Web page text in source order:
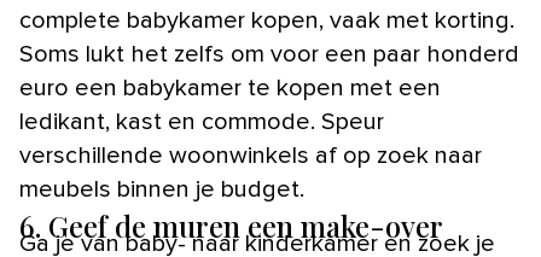
complete babykamer kopen, vaak met korting.
Soms lukt het zelfs om voor een paar honderd
euro een babykamer te kopen met een
ledikant, kast en commode. Speur
verschillende woonwinkels af op zoek naar
meubels binnen je budget.
6. Geef de muren een make-over
Ga je van baby- naar kinderkamer en zoek je